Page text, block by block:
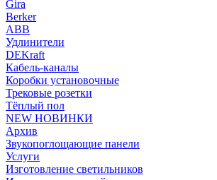
Gira
Berker
ABB
Удлинители
DEKraft
Кабель-каналы
Коробки установочные
Трековые розетки
Тёплый пол
NEW НОВИНКИ
Архив
Звукопоглощающие панели
Услуги
Изготовление светильников